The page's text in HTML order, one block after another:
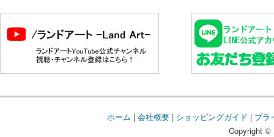
ホーム | 会社概要| ショッピングガイド | プラ
Copyright ©